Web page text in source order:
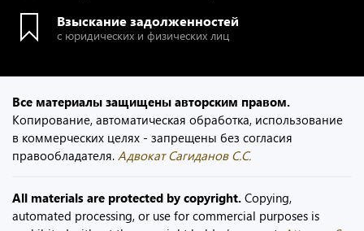
Взыскание задолженностей
с юридических и физических лиц
Все материалы защищены авторским правом.
Копирование, автоматическая обработка, использование
в коммерческих целях - запрещены без согласия
правообладателя. Адвокат Сагиданов С.С.
All materials are protected by copyright. Copying,
automated processing, or use for commercial purposes is